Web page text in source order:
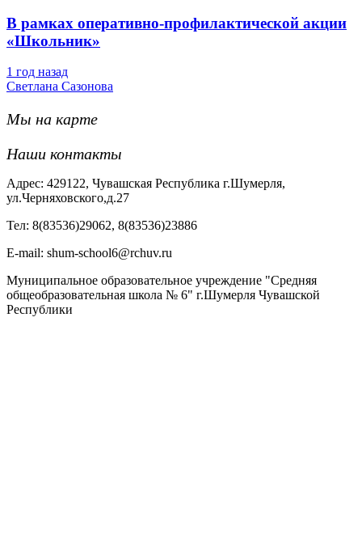
В рамках оперативно-профилактической акции
«Школьник»
1 год назад
Светлана Сазонова
Мы на карте
Наши контакты
Адрес: 429122, Чувашская Республика г.Шумерля,
ул.Черняховского,д.27
Тел: 8(83536)29062, 8(83536)23886
Е-mail: shum-school6@rchuv.ru
Муниципальное образовательное учреждение "Средняя
общеобразовательная школа № 6" г.Шумерля Чувашской
Республики